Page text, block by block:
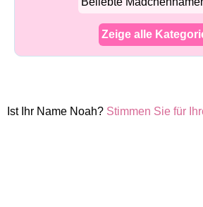
Zeige alle
Ist Ihr Name Noah? Stimmen Sie für